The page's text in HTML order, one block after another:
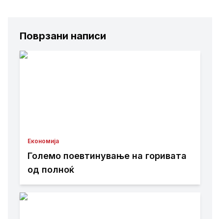
Поврзани написи
Економија
Големо поевтинување на горивата
од полноќ